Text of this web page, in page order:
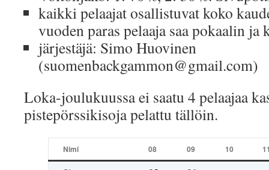
kaikki pelaajat osallistuvat koko
vuoden paras pelaaja saa pokaalin ja
järjestäjä: Simo Huovinen
(suomenbackgammon@gmail.com)
Loka-joulukuussa ei saatu 4 pelaajaa
pistepörssikisoja pelattu tällöin.
Nimi 08 09 10